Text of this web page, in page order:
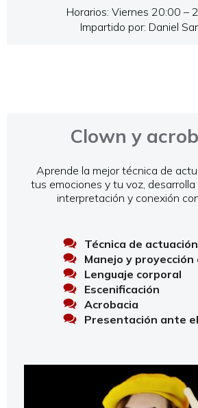
Horarios: Viernes 20:00 –
Impartido por: Daniel
Clown y
Aprende la mejor técnica de
tus emociones y tu voz,
interpretación y conexión
Técnica de actuación
Manejo y proyección
Lenguaje corporal
Escenificación
Acrobacia
Presentación ante